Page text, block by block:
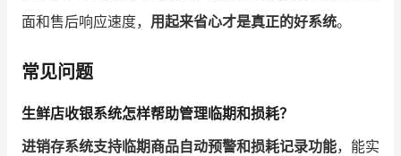
面和售后响应速度， 用起来省心才是真正的好系统。
常见问题
生鲜店收银系统怎样帮助管理临期和损耗？
进销存系统支持临期商品自动预警和损耗记录功能，能实